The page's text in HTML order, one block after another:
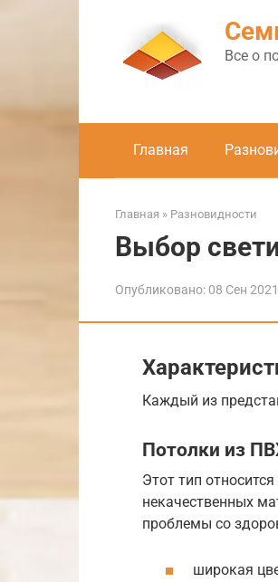
Все о
Главная
Главная » Разновидности
Выбор
Опубликовано: 08 Сен 2021
Каждый из
Потолки из
Этот тип
некачественных
проблемы со
широкая